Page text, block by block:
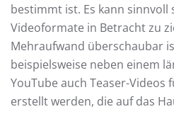
bestimmt ist. Es kann sinnvoll
Videoformate in Betracht zu
Mehraufwand überschaubar
beispielsweise neben einem
YouTube auch Teaser-Videos
erstellt werden, die auf das